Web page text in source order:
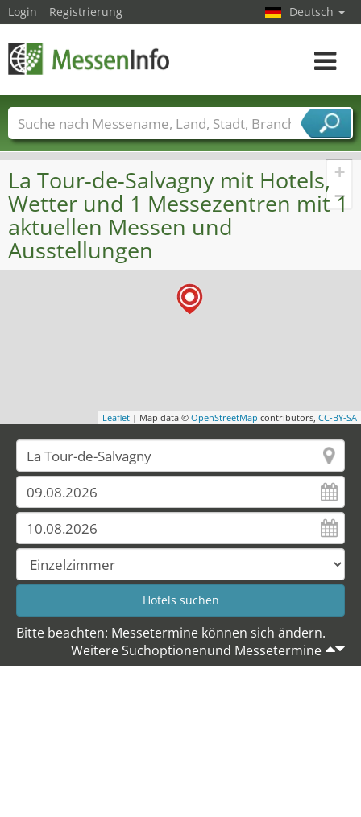
+
−
Leaflet | Map data © OpenStreetMap contributors, CC-BY-SA
La Tour-de-Salvagny mit Hotels,
Wetter und 1 Messezentren mit 1
aktuellen Messen und
Ausstellungen
Bitte beachten: Messetermine können sich ändern.
Weitere Suchoptionenund Messetermine
Login Registrierung Deutsch
Toggle
Messenamen Länder Städte
Branchen
Dienstleisterbranchen